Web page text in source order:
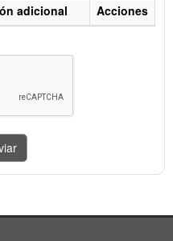
adicional Acciones